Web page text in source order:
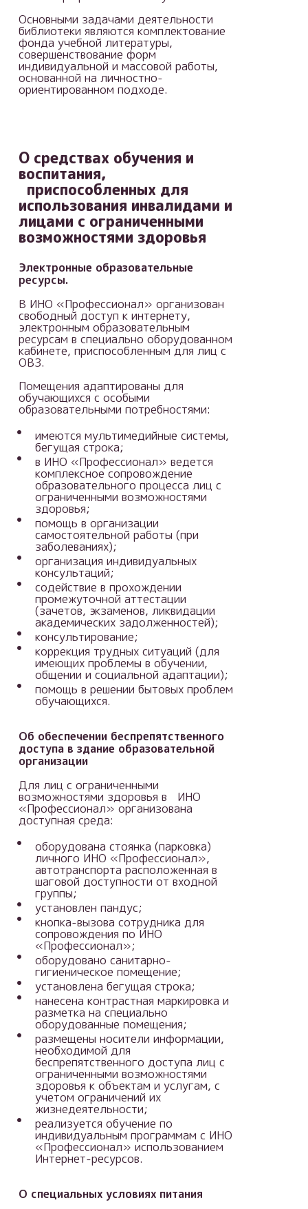
Основными задачами деятельности
библиотеки являются комплектование
фонда учебной литературы,
совершенствование форм
индивидуальной и массовой работы,
основанной на личностно-
ориентированном подходе.
О средствах обучения и
воспитания,
приспособленных для
использования инвалидами и
лицами с ограниченными
возможностями здоровья
Электронные образовательные
ресурсы.
В ИНО «Профессионал» организован
свободный доступ к интернету,
электронным образовательным
ресурсам в специально оборудованном
кабинете, приспособленным для лиц с
ОВЗ.
Помещения адаптированы для
обучающихся с особыми
образовательными потребностями:
имеются мультимедийные системы,
бегущая строка;
в ИНО «Профессионал» ведется
комплексное сопровождение
образовательного процесса лиц с
ограниченными возможностями
здоровья;
помощь в организации
самостоятельной работы (при
заболеваниях);
организация индивидуальных
консультаций;
содействие в прохождении
промежуточной аттестации
(зачетов, экзаменов, ликвидации
академических задолженностей);
консультирование;
коррекция трудных ситуаций (для
имеющих проблемы в обучении,
общении и социальной адаптации);
помощь в решении бытовых проблем
обучающихся.
Об обеспечении беспрепятственного
доступа в здание образовательной
организации
Для лиц с ограниченными
возможностями здоровья в ИНО
«Профессионал» организована
доступная среда:
оборудована стоянка (парковка)
личного ИНО «Профессионал»,
автотранспорта расположенная в
шаговой доступности от входной
группы;
установлен пандус;
кнопка-вызова сотрудника для
сопровождения по ИНО
«Профессионал»;
оборудовано санитарно-
гигиеническое помещение;
установлена бегущая строка;
нанесена контрастная маркировка и
разметка на специально
оборудованные помещения;
размещены носители информации,
необходимой для
беспрепятственного доступа лиц с
ограниченными возможностями
здоровья к объектам и услугам, с
учетом ограничений их
жизнедеятельности;
реализуется обучение по
индивидуальным программам с ИНО
«Профессионал» использованием
Интернет-ресурсов.
О специальных условиях питания